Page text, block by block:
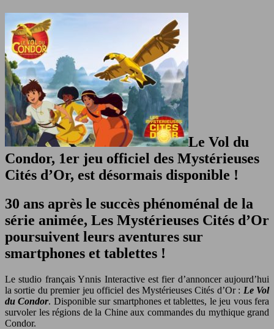
Le Vol du
Condor, 1er jeu officiel des Mystérieuses
Cités d’Or, est désormais disponible !
30 ans après le succès phénoménal de la
série animée, Les Mystérieuses Cités d’Or
poursuivent leurs aventures sur
smartphones et tablettes !
Le studio français Ynnis Interactive est fier d’annoncer aujourd’hui
la sortie du premier jeu officiel des Mystérieuses Cités d’Or : Le Vol
du Condor. Disponible sur smartphones et tablettes, le jeu vous fera
survoler les régions de la Chine aux commandes du mythique grand
Condor.